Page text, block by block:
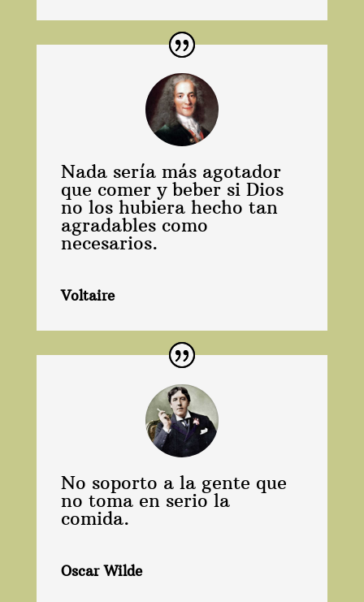
Nada sería más agotador
que comer y beber si Dios
no los hubiera hecho tan
agradables como
necesarios.
Voltaire
No soporto a la gente que
no toma en serio la
comida.
Oscar Wilde